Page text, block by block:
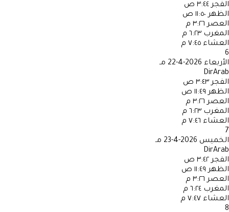
الفجر ٣:٤٤ ص
الظهر ١١:٥٠ ص
العصر ٣:٢٦ م
المغرب ٦:٢٣ م
العشاء ٧:٤٥ م
6
الأربعاء 2026-4-22 مـ
DirArab
الفجر ٣:٤٣ ص
الظهر ١١:٤٩ ص
العصر ٣:٢٦ م
المغرب ٦:٢٣ م
العشاء ٧:٤٦ م
7
الخميس 2026-4-23 مـ
DirArab
الفجر ٣:٤٢ ص
الظهر ١١:٤٩ ص
العصر ٣:٢٦ م
المغرب ٦:٢٤ م
العشاء ٧:٤٧ م
8